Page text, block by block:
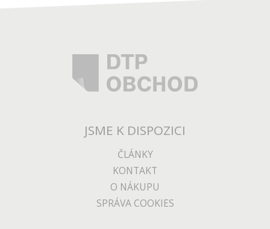
JSME K DISPOZICI
ČLÁNKY
KONTAKT
O NÁKUPU
SPRÁVA COOKIES